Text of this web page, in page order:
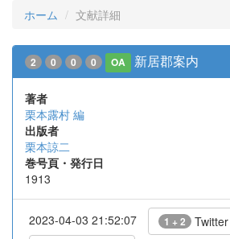
ホーム 文献詳細
2 0 0 0 OA 新居郡案内
著者
栗本露村 編
出版者
栗本諒二
巻号頁・発行日
1913
2023-04-03 21:52:07 1 + 2 Twitter